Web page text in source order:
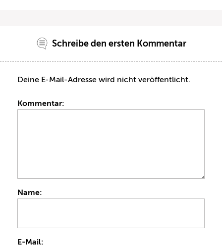
Schreibe den ersten Kommentar
Deine E-Mail-Adresse wird nicht veröffentlicht.
Kommentar:
Name:
E-Mail: